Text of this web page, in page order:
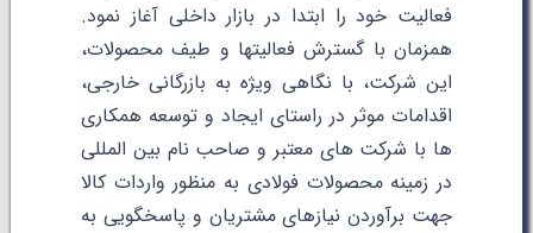
فعالیت خود را ابتدا در بازار داخلی آغاز نمود.
همزمان با گسترش فعالیتها و طیف محصولات،
این شرکت، با نگاهی ویژه به بازرگانی خارجی،
اقدامات موثر در راستای ایجاد و توسعه همکاری
ها با شرکت های معتبر و صاحب نام بین المللی
در زمینه محصولات فولادی به منظور واردات کالا
جهت برآوردن نیازهای مشتریان و پاسخگویی به